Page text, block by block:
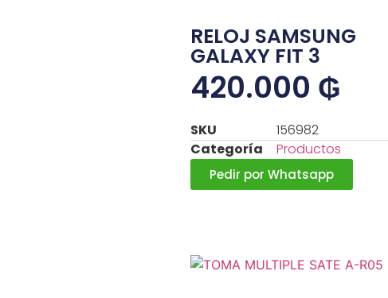
RELOJ SAMSUNG
GALAXY FIT 3
420.000 ₲
SKU
156982
Categoría
Productos
Pedir por Whatsapp